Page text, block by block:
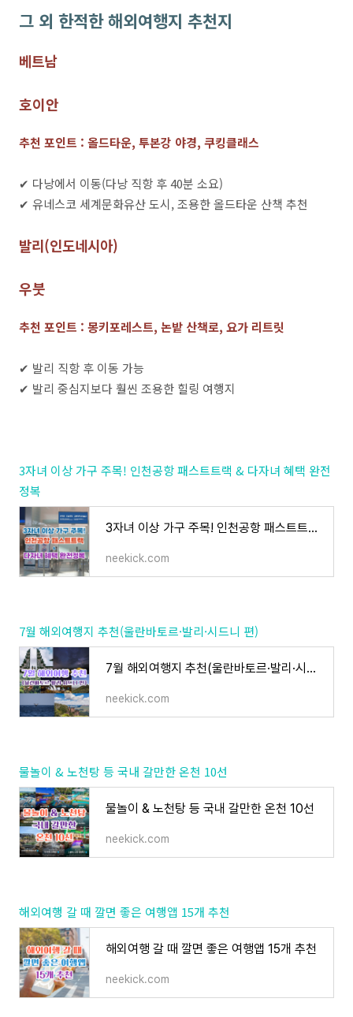
그 외 한적한 해외여행지 추천지
베트남
호이안
추천 포인트 : 올드타운, 투본강 야경, 쿠킹클래스
✔ 다낭에서 이동(다낭 직항 후 40분 소요)
✔ 유네스코 세계문화유산 도시, 조용한 올드타운 산책 추천
발리(인도네시아)
우붓
추천 포인트 : 몽키포레스트, 논밭 산책로, 요가 리트릿
✔ 발리 직항 후 이동 가능
✔ 발리 중심지보다 훨씬 조용한 힐링 여행지
3자녀 이상 가구 주목! 인천공항 패스트트랙 & 다자녀 혜택 완전
정복
3자녀 이상 가구 주목! 인천공항 패스트트랙 & 다자녀 혜택 완전정복
neekick.com
7월 해외여행지 추천(울란바토르·발리·시드니 편)
7월 해외여행지 추천(울란바토르·발리·시드니 편)
neekick.com
물놀이 & 노천탕 등 국내 갈만한 온천 10선
물놀이 & 노천탕 등 국내 갈만한 온천 10선
neekick.com
해외여행 갈 때 깔면 좋은 여행앱 15개 추천
해외여행 갈 때 깔면 좋은 여행앱 15개 추천
neekick.com